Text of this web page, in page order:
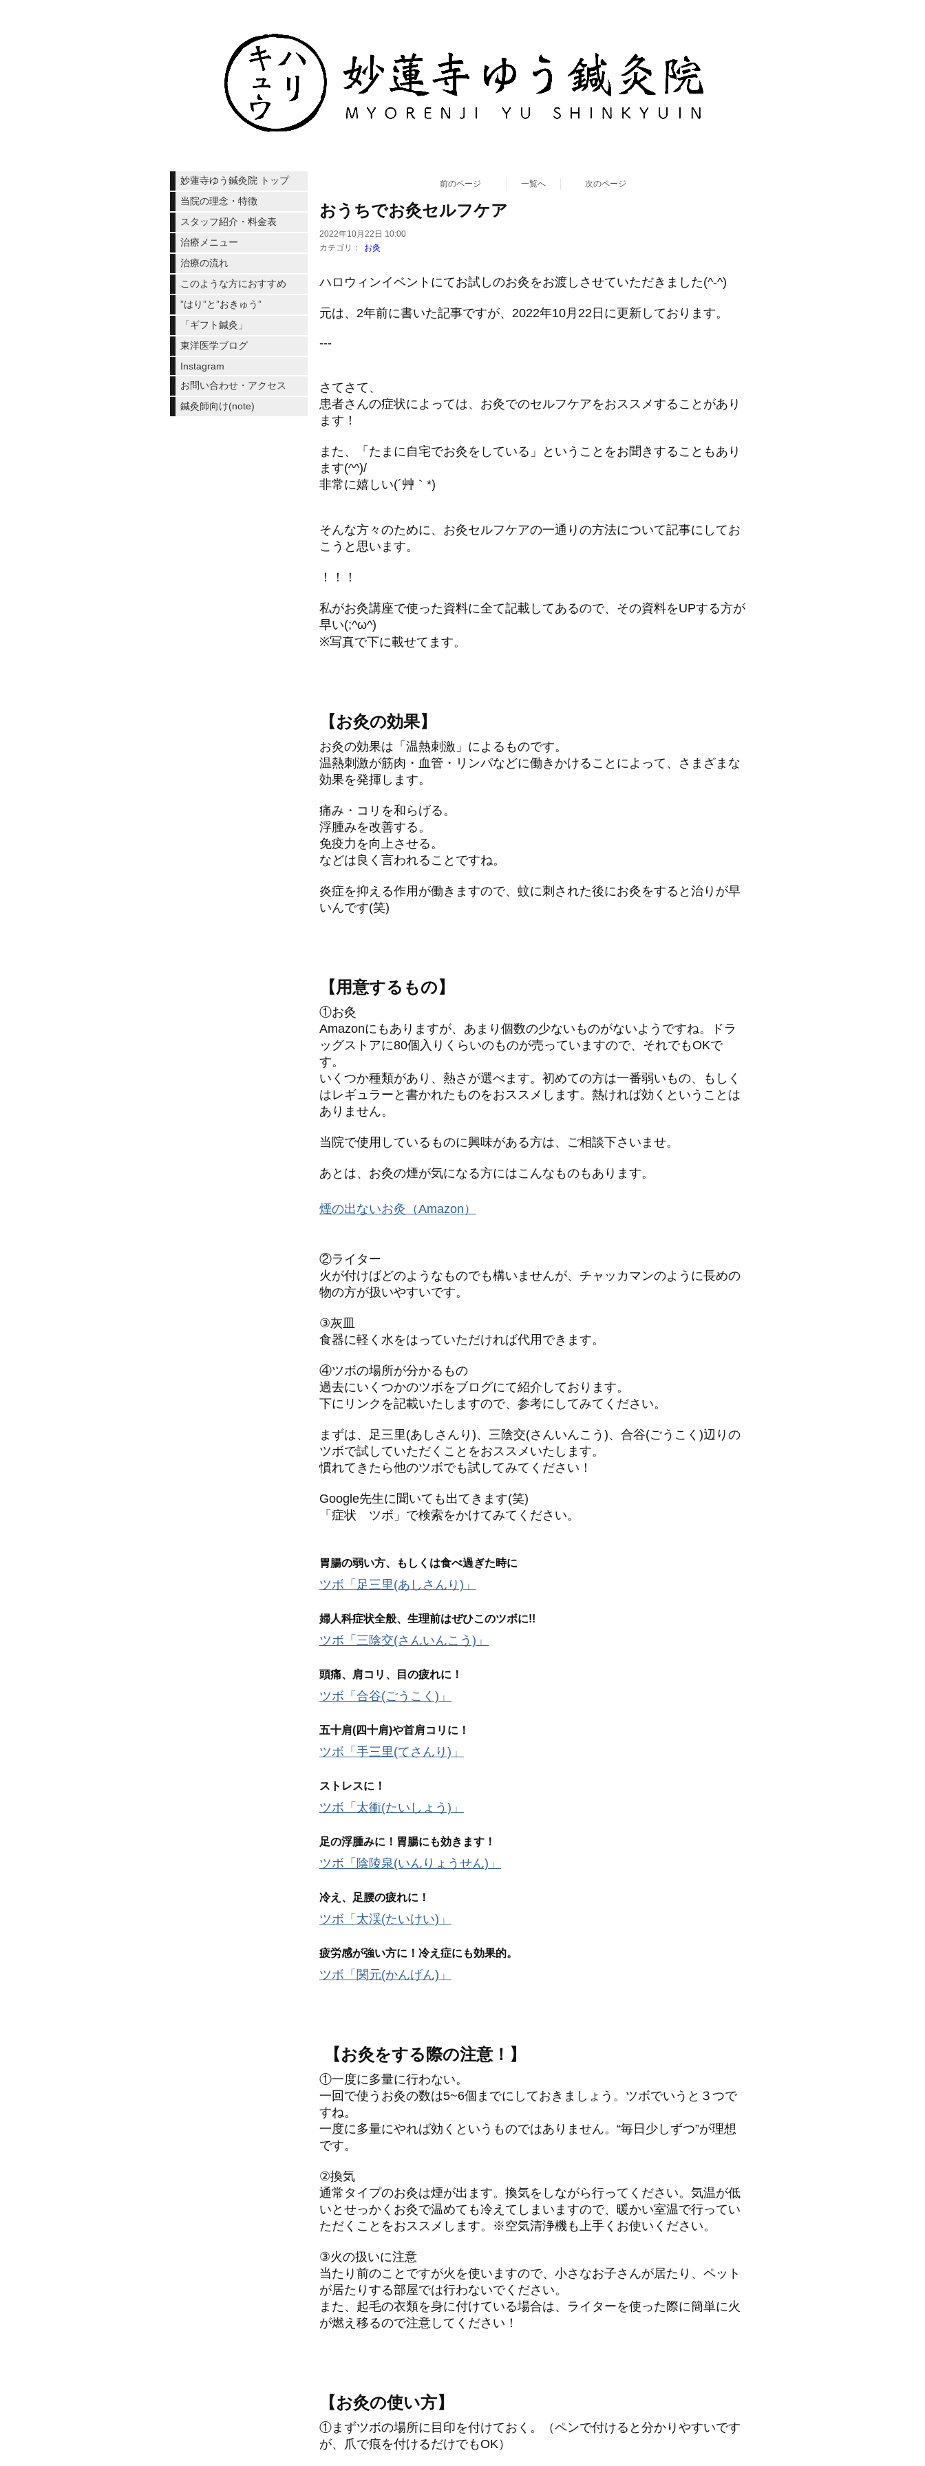
前のページ 一覧へ 次のページ
おうちでお灸セルフケア
2022年10月22日 10:00
カテゴリ：
お灸
ハロウィンイベントにてお試しのお灸をお渡しさせていただきました(^-^)
元は、2年前に書いた記事ですが、2022年10月22日に更新しております。
---
さてさて、
患者さんの症状によっては、お灸でのセルフケアをおススメすることがあり
ます！
また、「たまに自宅でお灸をしている」ということをお聞きすることもあり
ます(^^)/
非常に嬉しい(´艸｀*)
そんな方々のために、お灸セルフケアの一通りの方法について記事にしてお
こうと思います。
！！！
私がお灸講座で使った資料に全て記載してあるので、その資料をUPする方が
早い(;^ω^)
※写真で下に載せてます。
【お灸の効果】
お灸の効果は「温熱刺激」によるものです。
温熱刺激が筋肉・血管・リンパなどに働きかけることによって、さまざまな
効果を発揮します。
痛み・コリを和らげる。
浮腫みを改善する。
免疫力を向上させる。
などは良く言われることですね。
炎症を抑える作用が働きますので、蚊に刺された後にお灸をすると治りが早
いんです(笑)
【用意するもの】
①お灸
Amazonにもありますが、あまり個数の少ないものがないようですね。ドラ
ッグストアに80個入りくらいのものが売っていますので、それでもOKで
す。
いくつか種類があり、熱さが選べます。初めての方は一番弱いもの、もしく
はレギュラーと書かれたものをおススメします。熱ければ効くということは
ありません。
当院で使用しているものに興味がある方は、ご相談下さいませ。
あとは、お灸の煙が気になる方にはこんなものもあります。
煙の出ないお灸（Amazon）
②ライター
火が付けばどのようなものでも構いませんが、チャッカマンのように長めの
物の方が扱いやすいです。
③灰皿
食器に軽く水をはっていただければ代用できます。
④ツボの場所が分かるもの
過去にいくつかのツボをブログにて紹介しております。
下にリンクを記載いたしますので、参考にしてみてください。
まずは、足三里(あしさんり)、三陰交(さんいんこう)、合谷(ごうこく)辺りの
ツボで試していただくことをおススメいたします。
慣れてきたら他のツボでも試してみてください！
Google先生に聞いても出てきます(笑)
「症状 ツボ」で検索をかけてみてください。
胃腸の弱い方、もしくは食べ過ぎた時に
ツボ「足三里(あしさんり)」
婦人科症状全般、生理前はぜひこのツボに!!
ツボ「三陰交(さんいんこう)」
頭痛、肩コリ、目の疲れに！
ツボ「合谷(ごうこく)」
五十肩(四十肩)や首肩コリに！
ツボ「手三里(てさんり)」
ストレスに！
ツボ「太衝(たいしょう)」
足の浮腫みに！胃腸にも効きます！
ツボ「陰陵泉(いんりょうせん)」
冷え、足腰の疲れに！
ツボ「太渓(たいけい)」
疲労感が強い方に！冷え症にも効果的。
ツボ「関元(かんげん)」
【お灸をする際の注意！】
①一度に多量に行わない。
一回で使うお灸の数は5~6個までにしておきましょう。ツボでいうと３つで
すね。
一度に多量にやれば効くというものではありません。“毎日少しずつ”が理想
です。
②換気
通常タイプのお灸は煙が出ます。換気をしながら行ってください。気温が低
いとせっかくお灸で温めても冷えてしまいますので、暖かい室温で行ってい
ただくことをおススメします。※空気清浄機も上手くお使いください。
③火の扱いに注意
当たり前のことですが火を使いますので、小さなお子さんが居たり、ペット
が居たりする部屋では行わないでください。
また、起毛の衣類を身に付けている場合は、ライターを使った際に簡単に火
が燃え移るので注意してください！
【お灸の使い方】
①まずツボの場所に目印を付けておく。（ペンで付けると分かりやすいです
が、爪で痕を付けるだけでもOK）
妙蓮寺ゆう鍼灸院 トップ
当院の理念・特徴
スタッフ紹介・料金表
治療メニュー
治療の流れ
このような方におすすめ
”はり”と”おきゅう”
「ギフト鍼灸」
東洋医学ブログ
Instagram
お問い合わせ・アクセス
鍼灸師向け(note)